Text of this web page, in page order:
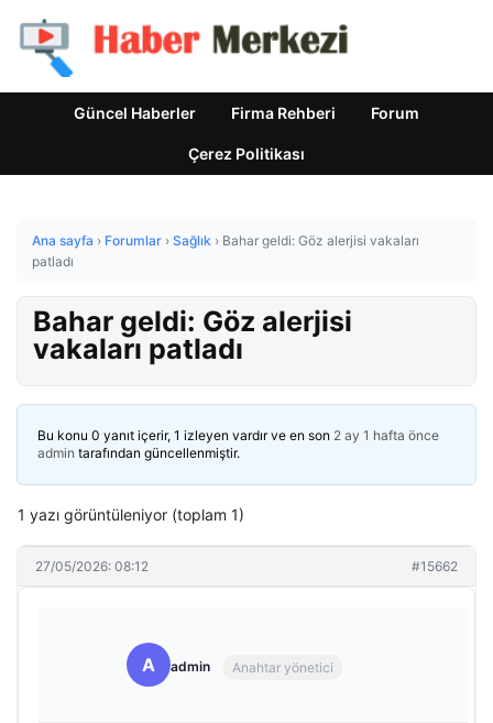
Güncel Haberler Firma Rehberi Forum
Çerez Politikası
Ana sayfa › Forumlar › Sağlık › Bahar geldi: Göz alerjisi vakaları
patladı
Bahar geldi: Göz alerjisi
vakaları patladı
Bu konu 0 yanıt içerir, 1 izleyen vardır ve en son 2 ay 1 hafta önce
admin tarafından güncellenmiştir.
1 yazı görüntüleniyor (toplam 1)
27/05/2026: 08:12 #15662
A admin Anahtar yönetici